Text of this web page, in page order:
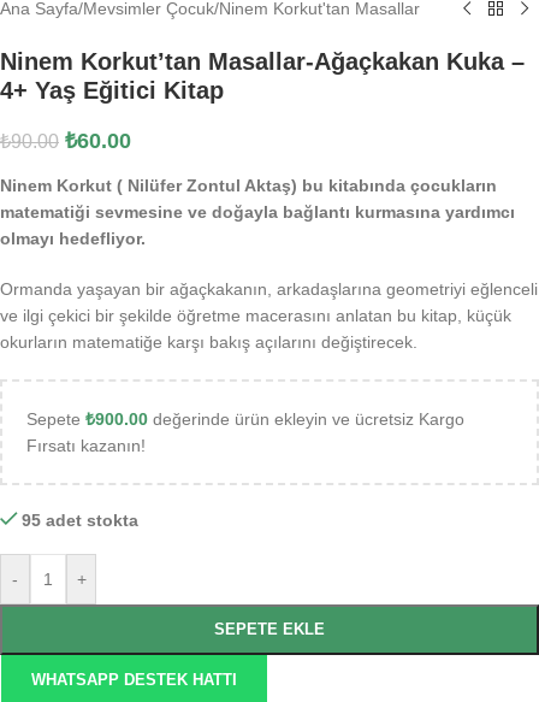
Ana Sayfa/Mevsimler Çocuk/Ninem Korkut'tan Masallar
Ninem Korkut’tan Masallar-Ağaçkakan Kuka –
4+ Yaş Eğitici Kitap
₺90.00 ₺60.00
Ninem Korkut ( Nilüfer Zontul Aktaş) bu kitabında çocukların
matematiği sevmesine ve doğayla bağlantı kurmasına yardımcı
olmayı hedefliyor.
Ormanda yaşayan bir ağaçkakanın, arkadaşlarına geometriyi eğlenceli
ve ilgi çekici bir şekilde öğretme macerasını anlatan bu kitap, küçük
okurların matematiğe karşı bakış açılarını değiştirecek.
Sepete ₺900.00 değerinde ürün ekleyin ve ücretsiz Kargo
Fırsatı kazanın!
95 adet stokta
- +
SEPETE EKLE
WHATSAPP DESTEK HATTI